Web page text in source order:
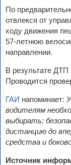
По
отвлекся от
ходу движения
57-летнюю
направлении.
В результате ДТП
Проводится
ГАИ напоминает:
водителям
выбирать:
дистанцию до
средства и
Источник